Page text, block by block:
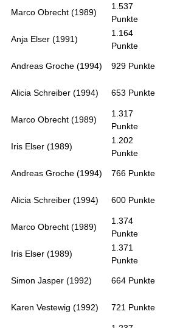
Marco Obrecht (1989)
1.537
Punkte
Anja Elser (1991)
1.164
Punkte
Andreas Groche (1994) 929 Punkte
Alicia Schreiber (1994) 653 Punkte
Marco Obrecht (1989)
1.317
Punkte
Iris Elser (1989)
1.202
Punkte
Andreas Groche (1994) 766 Punkte
Alicia Schreiber (1994) 600 Punkte
Marco Obrecht (1989)
1.374
Punkte
Iris Elser (1989)
1.371
Punkte
Simon Jasper (1992) 664 Punkte
Karen Vestewig (1992) 721 Punkte